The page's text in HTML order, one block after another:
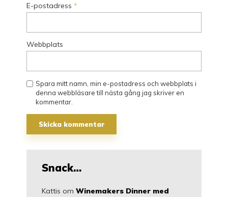
E-postadress *
Webbplats
Spara mitt namn, min e-postadress och webbplats i
denna webbläsare till nästa gång jag skriver en
kommentar.
Snack…
Kattis om Winemakers Dinner med